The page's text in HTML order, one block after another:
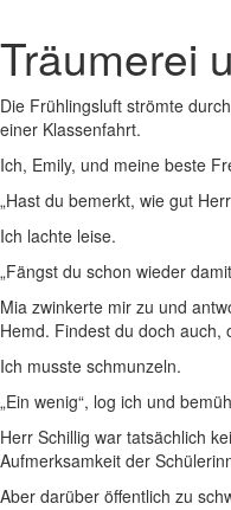
Träumerei
Die Frühlingsluft strömte
einer Klassenfahrt.
Ich, Emily, und meine beste
„Hast du bemerkt, wie gut
Ich lachte leise.
„Fängst du schon wieder
Mia zwinkerte mir zu und
Hemd. Findest du doch auch,
Ich musste schmunzeln.
„Ein wenig“, log ich und
Herr Schillig war tatsächlich
Aufmerksamkeit der
Aber darüber öffentlich zu